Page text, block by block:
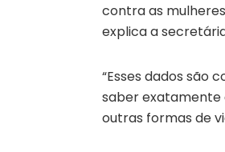
contra as
explica a
“Esses dados são
saber exatamente
outras formas de